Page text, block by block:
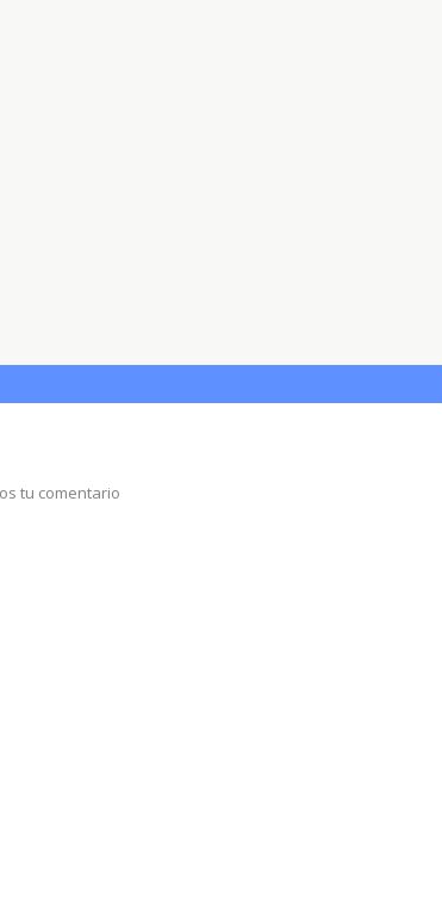
tu comentario